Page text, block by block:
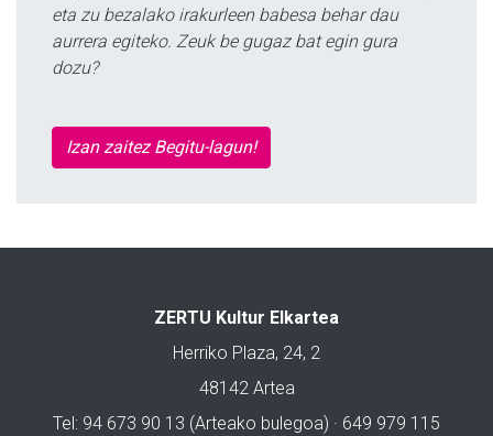
eta zu bezalako irakurleen babesa behar dau
aurrera egiteko. Zeuk be gugaz bat egin gura
dozu?
Izan zaitez Begitu-lagun!
ZERTU Kultur Elkartea
Herriko Plaza, 24, 2
48142 Artea
Tel: 94 673 90 13 (Arteako bulegoa) · 649 979 115